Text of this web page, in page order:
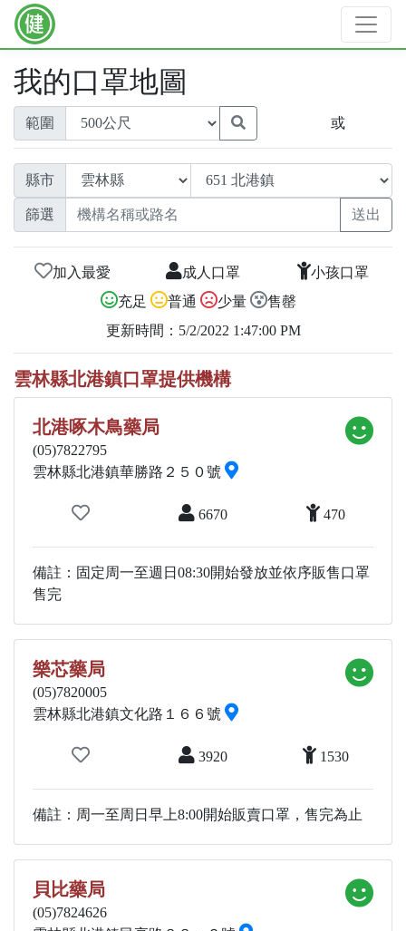
我的口罩地圖
範圍 或
縣市
篩選
加入最愛 成人口罩
小孩口罩
充足
普通 少量
售罄
更新時間：5/2/2022 1:47:00 PM
雲林縣北港鎮口罩提供機構
北港啄木鳥藥局
(05)7822795
雲林縣北港鎮華勝路２５０號
6670 470
備註：固定周一至週日08:30開始發放並依序販售口罩
售完
樂芯藥局
(05)7820005
雲林縣北港鎮文化路１６６號
3920 1530
備註：周一至周日早上8:00開始販賣口罩，售完為止
貝比藥局
(05)7824626